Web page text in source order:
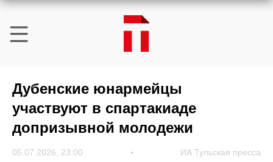
Дубенские юнармейцы
участвуют в спартакиаде
допризывной молодежи
05.07.2026, 23:00 ИА Тульская пресса